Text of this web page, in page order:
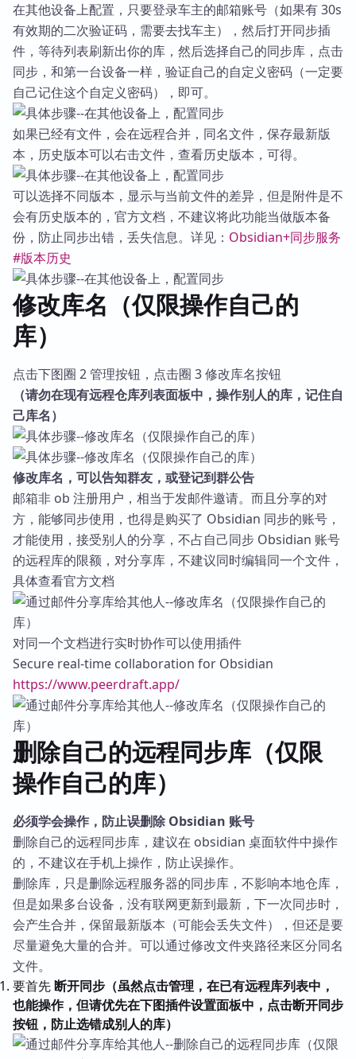
在其他设备上配置，只要登录车主的邮箱账号（如果有 30s
有效期的二次验证码，需要去找车主），然后打开同步插
件，等待列表刷新出你的库，然后选择自己的同步库，点击
同步，和第一台设备一样，验证自己的自定义密码（一定要
自己记住这个自定义密码），即可。
如果已经有文件，会在远程合并，同名文件，保存最新版
本，历史版本可以右击文件，查看历史版本，可得。
可以选择不同版本，显示与当前文件的差异，但是附件是不
会有历史版本的，官方文档，不建议将此功能当做版本备
份，防止同步出错，丢失信息。详见： Obsidian+同步服务
#版本历史
修改库名（仅限操作自己的
库）
点击下图圈 2 管理按钮，点击圈 3 修改库名按钮
（请勿在现有远程仓库列表面板中，操作别人的库，记住自
己库名）
修改库名，可以告知群友，或登记到群公告
邮箱非 ob 注册用户，相当于发邮件邀请。而且分享的对
方，能够同步使用，也得是购买了 Obsidian 同步的账号，
才能使用，接受别人的分享，不占自己同步 Obsidian 账号
的远程库的限额，对分享库，不建议同时编辑同一个文件，
具体查看官方文档
对同一个文档进行实时协作可以使用插件
Secure real-time collaboration for Obsidian
https://www.peerdraft.app/
删除自己的远程同步库（仅限
操作自己的库）
必须学会操作，防止误删除 Obsidian 账号
删除自己的远程同步库，建议在 obsidian 桌面软件中操作
的，不建议在手机上操作，防止误操作。
删除库，只是删除远程服务器的同步库，不影响本地仓库，
但是如果多台设备，没有联网更新到最新，下一次同步时，
会产生合并，保留最新版本（可能会丢失文件），但还是要
尽量避免大量的合并。可以通过修改文件夹路径来区分同名
文件。
要首先断开同步（虽然点击管理，在已有远程库列表中，
也能操作，但请优先在下图插件设置面板中，点击断开同步
按钮，防止选错成别人的库）